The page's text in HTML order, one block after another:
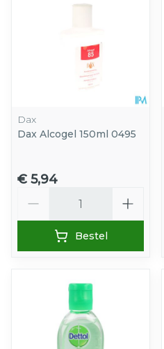
Dax
Dax Alcogel 150ml 0495
€ 5,94
Bestel